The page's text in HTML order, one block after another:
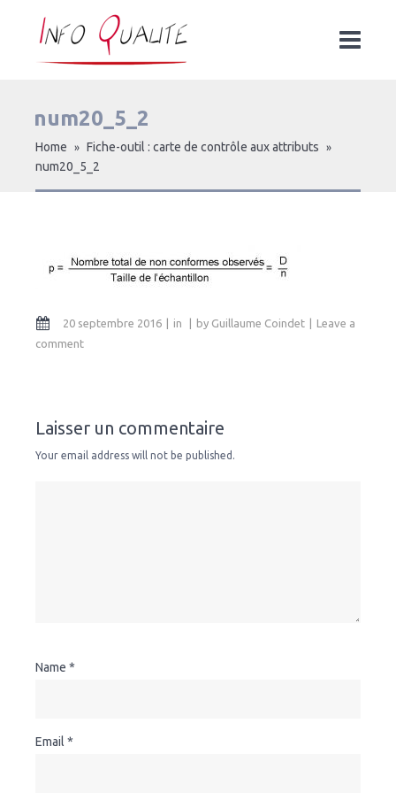
num20_5_2
Home » Fiche-outil : carte de contrôle aux attributs »
num20_5_2
20 septembre 2016 in by Guillaume Coindet
Leave a
comment
Laisser un commentaire
Your email address will not be published.
Name *
Email *